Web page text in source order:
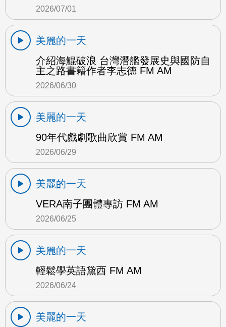
2026/07/01
美麗的一天
介紹海鯤破浪 台灣潛艦發展史與國防自
主之路書籍作者李志德 FM AM
2026/06/30
美麗的一天
90年代戲劇歌曲欣賞 FM AM
2026/06/29
美麗的一天
VERA南子團體專訪 FM AM
2026/06/25
美麗的一天
輕鬆學英語黛西 FM AM
2026/06/24
美麗的一天